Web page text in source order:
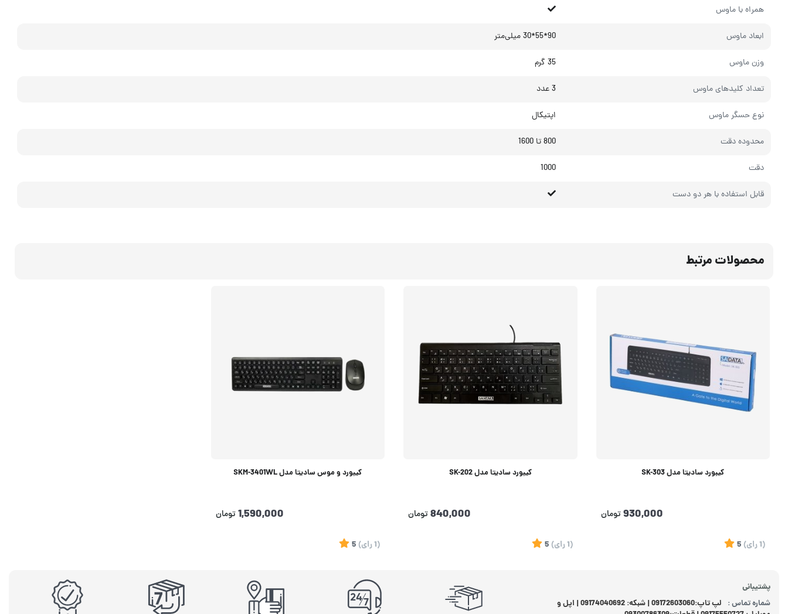
همراه با ماوس
ابعاد ماوس 90*55*30 میلی‌متر
وزن ماوس 35 گرم
تعداد کلیدهای ماوس 3 عدد
نوع حسگر ماوس اپتیکال
محدوده دقت 800 تا 1600
دقت 1000
قابل استفاده با هر دو دست
محصولات مرتبط
کیبورد سادیتا مدل SK-303
930,000 تومان
(1 رای)
5
کیبورد سادیتا مدل SK-202
840,000تومان
(1 رای)
5
کیبورد و موس سادیتا مدل SKM-3401WL
1,590,000 تومان
(1 رای)
5
پشتیبانی
شماره تماس :
لپ تاپ:09172603060 | شبکه: 09174040692 | اپل و